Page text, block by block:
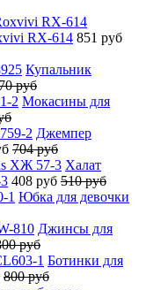
RX-614 851 руб
Купальник
руб
Мокасины для
Джемпер
704 руб
Халат
408 руб 510 руб
Юбка для девочки
Джинсы для
руб
Ботинки для
800 руб